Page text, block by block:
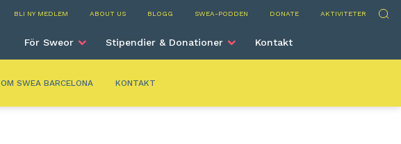
BLI NY MEDLEM ABOUT US BLOGG SWEA-PODDEN DONATE AKTIVITETER Sök
Barcelona
För Sweor Stipendier & Donationer Kontakt
OM SWEA BARCELONA KONTAKT